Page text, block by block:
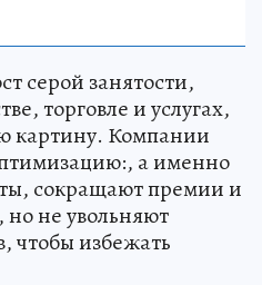
серой занятости,
торговле и услугах,
картину. Компании
а именно
сокращают премии и
но не увольняют
чтобы избежать